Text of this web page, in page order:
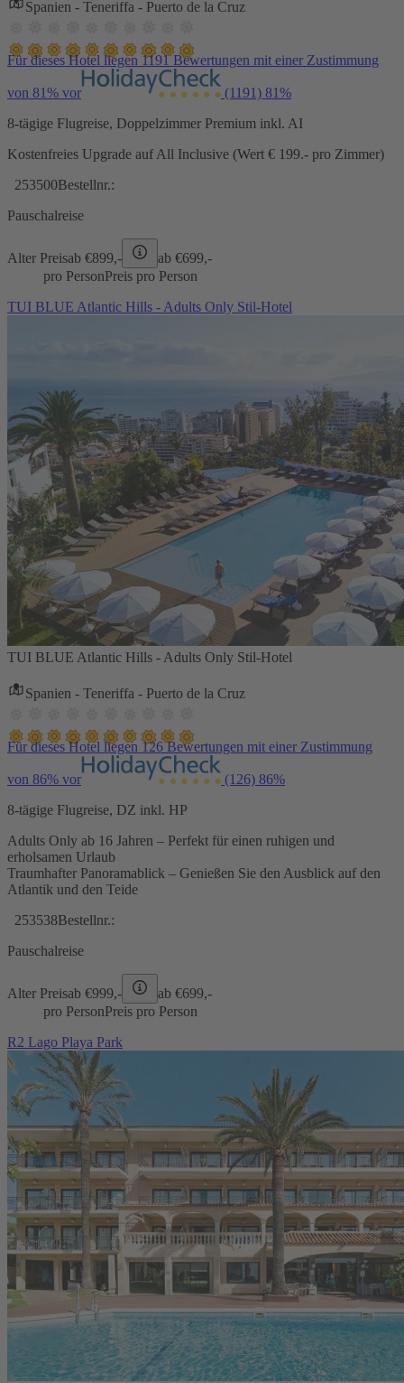
Spanien - Teneriffa - Puerto de la Cruz
Für dieses Hotel liegen 1191 Bewertungen mit einer Zustimmung
von 81% vor (1191) 81%
8-tägige Flugreise, Doppelzimmer Premium inkl. AI
Kostenfreies Upgrade auf All Inclusive (Wert € 199.- pro Zimmer)
253500Bestellnr.:
Pauschalreise
Alter Preisab €899,- ab €699,-
pro PersonPreis pro Person
TUI BLUE Atlantic Hills - Adults Only Stil-Hotel
TUI BLUE Atlantic Hills - Adults Only Stil-Hotel
Spanien - Teneriffa - Puerto de la Cruz
Für dieses Hotel liegen 126 Bewertungen mit einer Zustimmung
von 86% vor (126) 86%
8-tägige Flugreise, DZ inkl. HP
Adults Only ab 16 Jahren – Perfekt für einen ruhigen und
erholsamen Urlaub
Traumhafter Panoramablick – Genießen Sie den Ausblick auf den
Atlantik und den Teide
253538Bestellnr.:
Pauschalreise
Alter Preisab €999,- ab €699,-
pro PersonPreis pro Person
R2 Lago Playa Park